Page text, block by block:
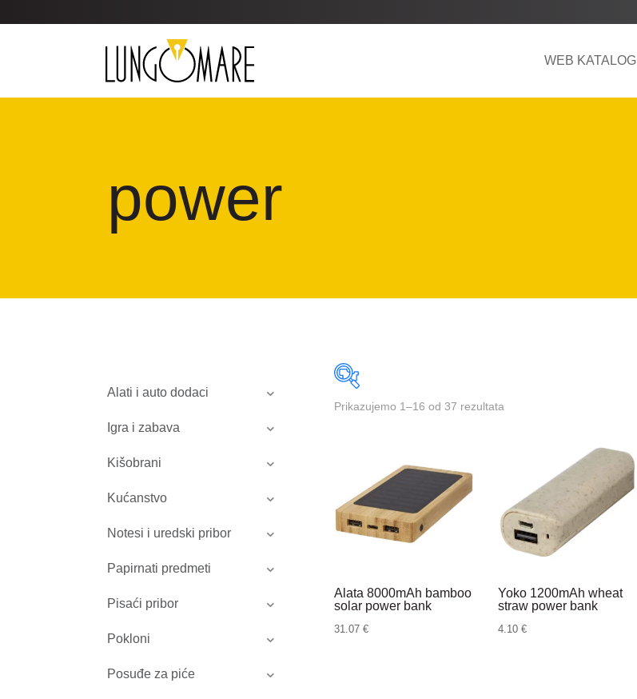
WEB KATALOG
power
Alati i auto dodaci
Igra i zabava
Kišobrani
Kućanstvo
Notesi i uredski pribor
Papirnati predmeti
Pisaći pribor
Pokloni
Posuđe za piće
Prikazujemo 1–16 od 37 rezultata
Alata 8000mAh bamboo
solar power bank
31.07 €
Yoko 1200mAh wheat
straw power bank
4.10 €